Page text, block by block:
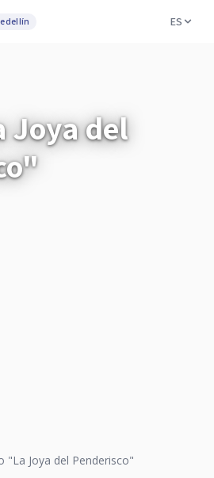
ES
Joya del
"La Joya del Penderisco"